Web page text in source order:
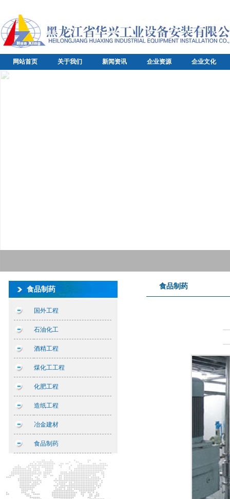
网站首页 关于我们 新闻资讯 企业资源 企业文化
食品制药
国外工程
石油化工
酒精工程
煤化工工程
化肥工程
造纸工程
冶金建材
食品制药
食品制药